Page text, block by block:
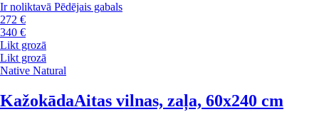
Ir noliktavā Pēdējais gabals
272 €
340 €
Likt grozā
Likt grozā
Native Natural
KažokādaAitas vilnas, zaļa, 60x240 cm